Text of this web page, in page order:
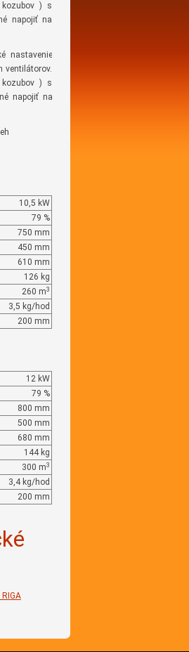
) s
napojiť na
nastavenie
ventilátorov.
) s
napojiť na
10,5 kW
79 %
750 mm
450 mm
610 mm
126 kg
260 m3
3,5 kg/hod
200 mm
12 kW
79 %
800 mm
500 mm
680 mm
144 kg
300 m3
3,4 kg/hod
200 mm